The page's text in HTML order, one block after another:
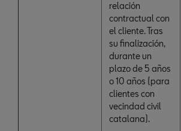
relación
contractual con
el cliente. Tras
su finalización,
durante un
plazo de 5 años
o 10 años (para
clientes con
vecindad civil
catalana).